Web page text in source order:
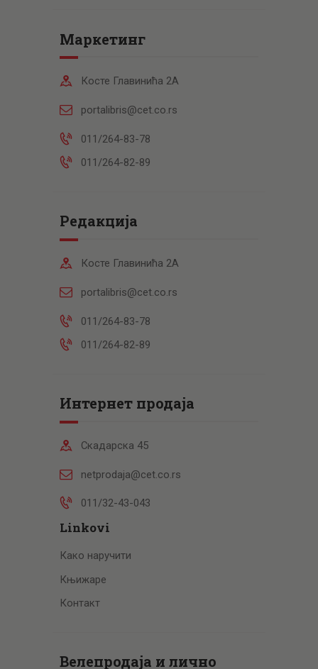
Маркетинг
Косте Главинића 2А
portalibris@cet.co.rs
011/264-83-78
011/264-82-89
Редакција
Косте Главинића 2А
portalibris@cet.co.rs
011/264-83-78
011/264-82-89
Интернет продаја
Скадарска 45
netprodaja@cet.co.rs
011/32-43-043
Linkovi
Како наручити
Књижаре
Контакт
Велепродаја и лично